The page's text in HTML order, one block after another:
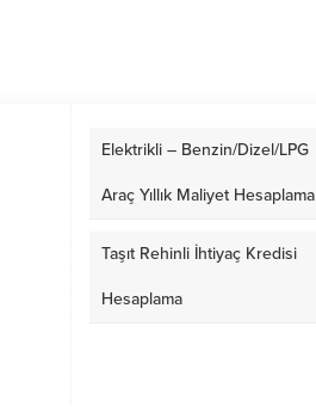
Elektrikli – Benzin/Dizel/LPG
Araç Yıllık Maliyet Hesaplama
Taşıt Rehinli İhtiyaç Kredisi
Hesaplama